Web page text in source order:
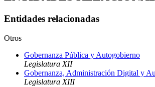
Entidades relacionadas
Otros
Gobernanza Pública y Autogobierno
Legislatura XII
Gobernanza, Administración Digital y
Legislatura XIII